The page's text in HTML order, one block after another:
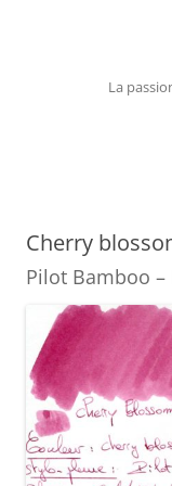
La
Cherry
Pilot Bamboo –